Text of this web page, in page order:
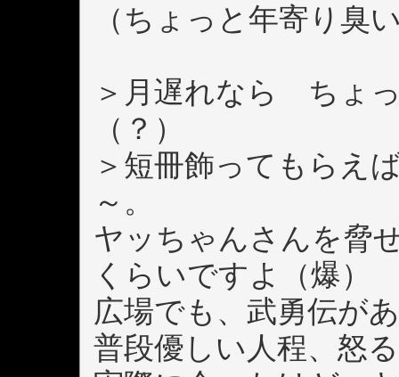
（ちょっと年寄り臭
＞月遅れなら ちょ
（？）
＞短冊飾ってもらえ
～。
ヤッちゃんさんを脅
くらいですよ（爆）
広場でも、武勇伝が
普段優しい人程、怒